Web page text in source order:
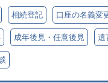
相続登記 口座の名義変
成年後見・任意後見 遺